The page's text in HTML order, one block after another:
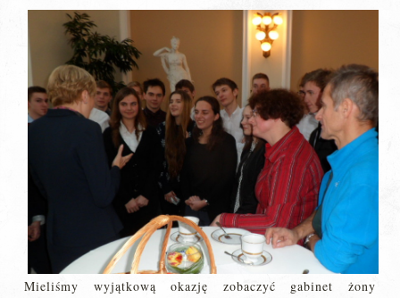
Mieliśmy wyjątkową okazję zobaczyć gabinet żony